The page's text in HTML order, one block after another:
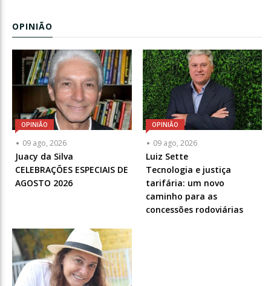
OPINIÃO
OPINIÃO
09 ago, 2026
Articulista
ou
Chamada
-
Juacy da Silva
CELEBRAÇÕES ESPECIAIS DE
AGOSTO 2026
OPINIÃO
09 ago, 2026
Articulista
ou
Chamada
-
Opcional
Luiz Sette
Tecnologia e justiça
tarifária: um novo
caminho para as
concessões rodoviárias